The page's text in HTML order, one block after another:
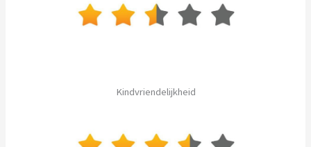
Kindvriendelijkheid